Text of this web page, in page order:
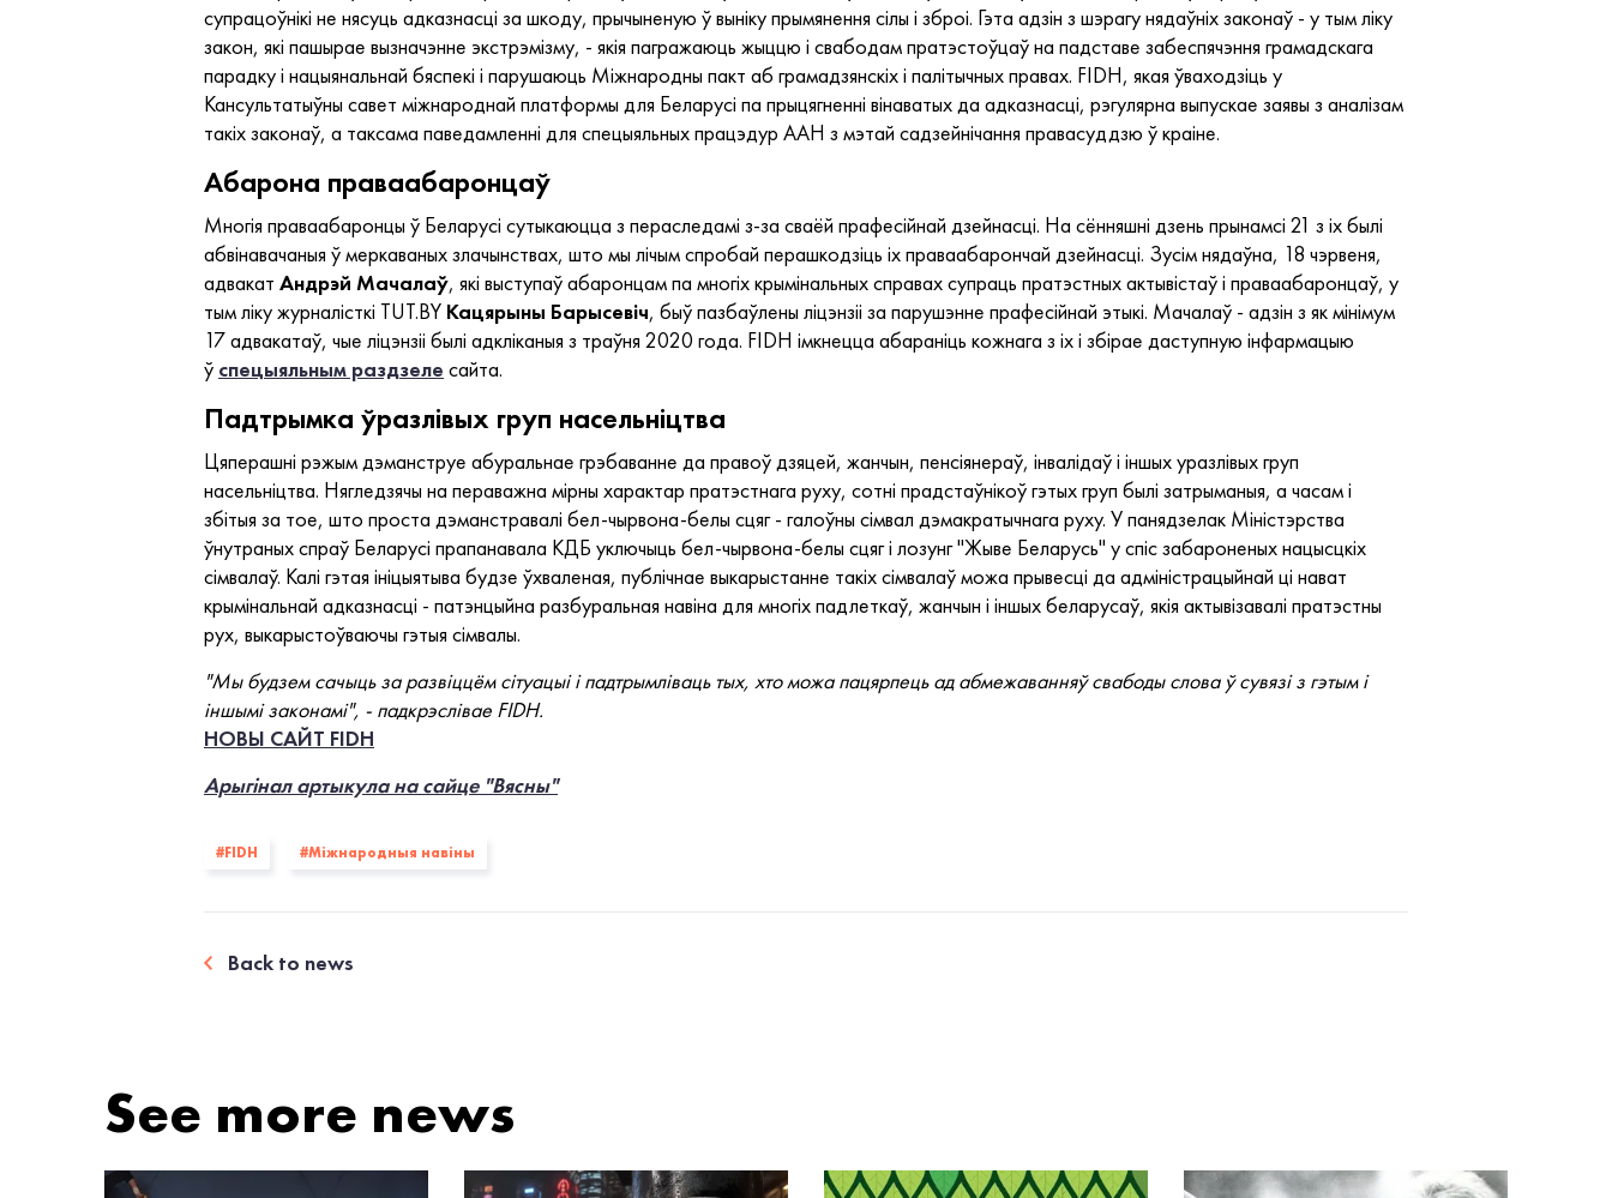
супрацоўнікі не нясуць адказнасці за шкоду, прычыненую ў выніку прымянення сілы і зброі. Гэта адзін з шэрагу нядаўніх законаў - у тым ліку
закон, які пашырае вызначэнне экстрэмізму, - якія пагражаюць жыццю і свабодам пратэстоўцаў на падставе забеспячэння грамадскага
парадку і нацыянальнай бяспекі і парушаюць Міжнародны пакт аб грамадзянскіх і палітычных правах. FIDH, якая ўваходзіць у
Кансультатыўны савет міжнароднай платформы для Беларусі па прыцягненні вінаватых да адказнасці, рэгулярна выпускае заявы з аналізам
такіх законаў, а таксама паведамленні для спецыяльных працэдур ААН з мэтай садзейнічання правасуддзю ў краіне.
Абарона праваабаронцаў
Многія праваабаронцы ў Беларусі сутыкаюцца з пераследамі з-за сваёй прафесійнай дзейнасці. На сённяшні дзень прынамсі 21 з іх былі
абвінавачаныя ў меркаваных злачынствах, што мы лічым спробай перашкодзіць іх праваабарончай дзейнасці. Зусім нядаўна, 18 чэрвеня,
адвакат Андрэй Мачалаў, які выступаў абаронцам па многіх крымінальных справах супраць пратэстных актывістаў і праваабаронцаў, у
тым ліку журналісткі TUT.BY Кацярыны Барысевіч, быў пазбаўлены ліцэнзіі за парушэнне прафесійнай этыкі. Мачалаў - адзін з як мінімум
17 адвакатаў, чые ліцэнзіі былі адкліканыя з траўня 2020 года. FIDH імкнецца абараніць кожнага з іх і збірае даступную інфармацыю
ў спецыяльным раздзеле сайта.
Падтрымка ўразлівых груп насельніцтва
Цяперашні рэжым дэманструе абуральнае грэбаванне да правоў дзяцей, жанчын, пенсіянераў, інвалідаў і іншых уразлівых груп
насельніцтва. Нягледзячы на пераважна мірны характар пратэстнага руху, сотні прадстаўнікоў гэтых груп былі затрыманыя, а часам і
збітыя за тое, што проста дэманстравалі бел-чырвона-белы сцяг - галоўны сімвал дэмакратычнага руху. У панядзелак Міністэрства
ўнутраных спраў Беларусі прапанавала КДБ уключыць бел-чырвона-белы сцяг і лозунг "Жыве Беларусь" у спіс забароненых нацысцкіх
сімвалаў. Калі гэтая ініцыятыва будзе ўхваленая, публічнае выкарыстанне такіх сімвалаў можа прывесці да адміністрацыйнай ці нават
крымінальнай адказнасці - патэнцыйна разбуральная навіна для многіх падлеткаў, жанчын і іншых беларусаў, якія актывізавалі пратэстны
рух, выкарыстоўваючы гэтыя сімвалы.
"Мы будзем сачыць за развіццём сітуацыі і падтрымліваць тых, хто можа пацярпець ад абмежаванняў свабоды слова ў сувязі з гэтым і
іншымі законамі", - падкрэслівае FIDH.
НОВЫ САЙТ FIDH
Арыгінал артыкула на сайце "Вясны"
#FIDH #Міжнародныя навіны
Back to news
See more news